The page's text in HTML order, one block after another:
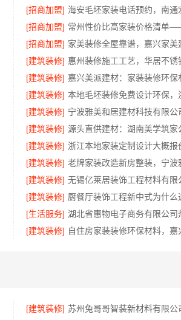
[招商加盟]
[招商加盟]
[招商加盟]
[建筑装修]
[建筑装修]
[建筑装修]
[建筑装修]
[建筑装修]
[建筑装修]
[建筑装修]
[建筑装修]
[建筑装修]
[生活服务]
[建筑装修]
[建筑装修]